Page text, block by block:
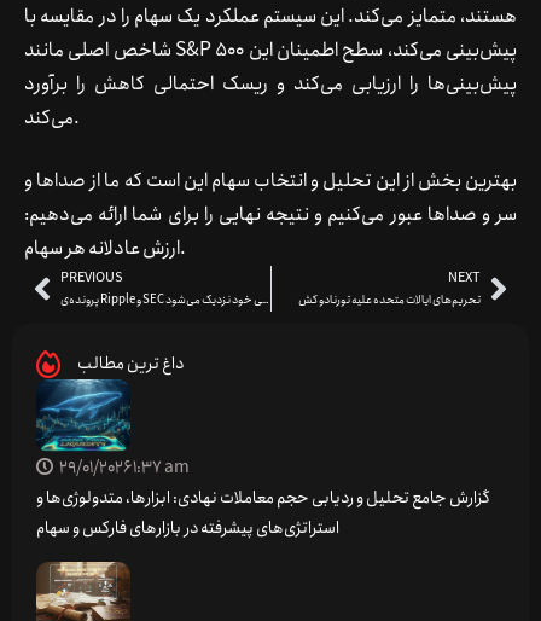
هستند، متمایز می‌کند. این سیستم عملکرد یک سهام را در مقایسه با
شاخص اصلی مانند S&P 500 پیش‌بینی می‌کند، سطح اطمینان این
پیش‌بینی‌ها را ارزیابی می‌کند و ریسک احتمالی کاهش را برآورد
می‌کند.
بهترین بخش از این تحلیل و انتخاب سهام این است که ما از صداها و
سر و صداها عبور می‌کنیم و نتیجه نهایی را برای شما ارائه می‌دهیم:
ارزش عادلانه هر سهام.
PREVIOUS
پرونده‌ی Ripple و SEC به مراحل نهایی خود نزدیک می‌شود
NEXT
تحریم‌های ایالات متحده علیه تورنادو کش
داغ ترین مطالب
29/01/20261:37 am
گزارش جامع تحلیل و ردیابی حجم معاملات نهادی: ابزارها، متدولوژی‌ها و
استراتژی‌های پیشرفته در بازارهای فارکس و سهام